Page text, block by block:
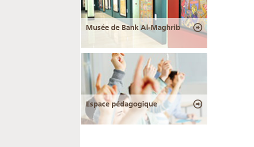
Musée de Bank Al-Maghrib
Espace pédagogique